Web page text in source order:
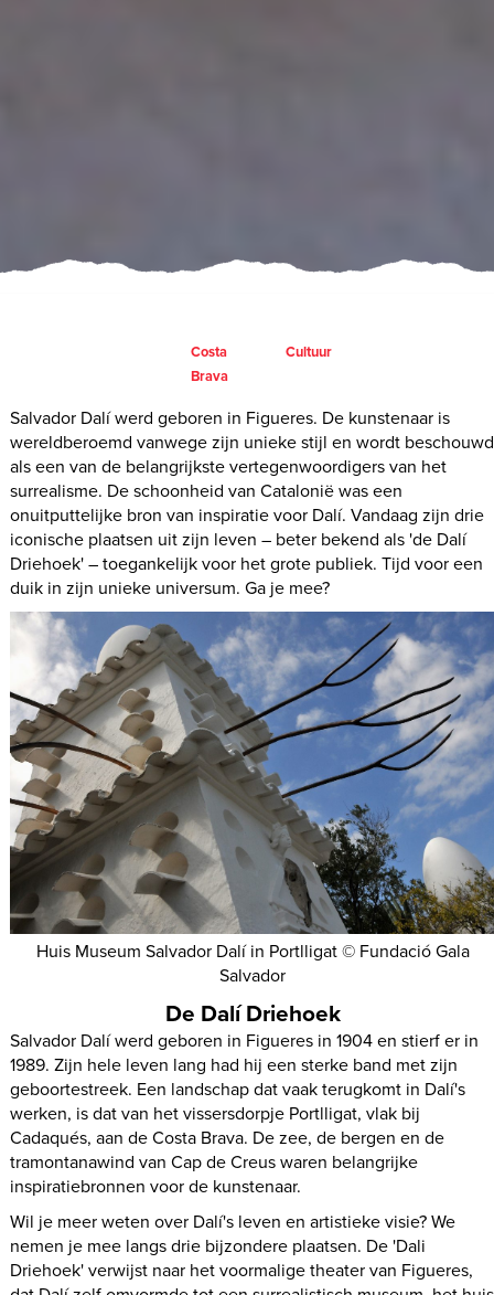
Costa
Brava
Cultuur
Salvador Dalí werd geboren in Figueres. De kunstenaar is
wereldberoemd vanwege zijn unieke stijl en wordt beschouwd
als een van de belangrijkste vertegenwoordigers van het
surrealisme. De schoonheid van Catalonië was een
onuitputtelijke bron van inspiratie voor Dalí. Vandaag zijn drie
iconische plaatsen uit zijn leven – beter bekend als 'de Dalí
Driehoek' – toegankelijk voor het grote publiek. Tijd voor een
duik in zijn unieke universum. Ga je mee?
Huis Museum Salvador Dalí in Portlligat © Fundació Gala
Salvador
De Dalí Driehoek
Salvador Dalí werd geboren in Figueres in 1904 en stierf er in
1989. Zijn hele leven lang had hij een sterke band met zijn
geboortestreek. Een landschap dat vaak terugkomt in Dalí's
werken, is dat van het vissersdorpje Portlligat, vlak bij
Cadaqués, aan de Costa Brava. De zee, de bergen en de
tramontanawind van Cap de Creus waren belangrijke
inspiratiebronnen voor de kunstenaar.
Wil je meer weten over Dalí's leven en artistieke visie? We
nemen je mee langs drie bijzondere plaatsen. De 'Dali
Driehoek' verwijst naar het voormalige theater van Figueres,